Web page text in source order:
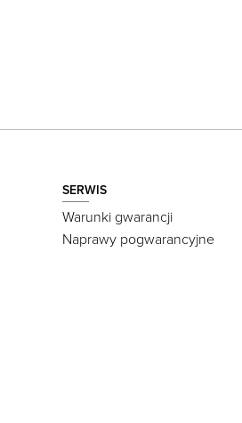
SERWIS
Warunki gwarancji
Naprawy pogwarancyjne